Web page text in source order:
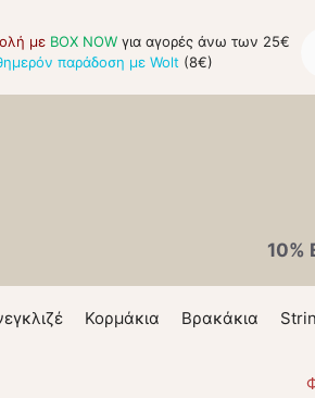
με BOX NOW για αγορές άνω των 25€
παράδοση με Wolt(8€)
Κορμάκια Βρακάκια